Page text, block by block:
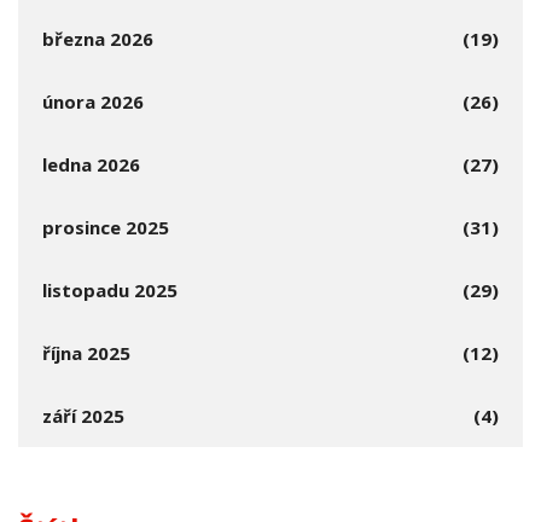
března 2026 (19)
února 2026 (26)
ledna 2026 (27)
prosince 2025 (31)
listopadu 2025 (29)
října 2025 (12)
září 2025 (4)